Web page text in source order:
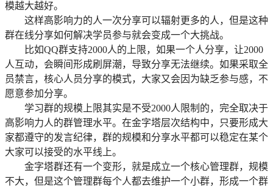
模越大越好。
这样高影响力的人一次分享可以辐射更多的人，但是这种
群在线分享如何解决学员参与就会变成一个大挑战。
比如QQ群支持2000人的上限，如果一个人分享，让2000
人互动，会瞬间形成刷屏潮，导致分享无法继续。如果采取全
员禁言，核心人员分享的模式，大家又会因为缺乏参与感，不
愿意参加分享。
学习群的规模上限其实是不受2000人限制的，完全取决于
高影响力人的群管理水平。在金字塔层次结构中，只要形成大
家都遵守的发言纪律，群的规模和分享水平都可以稳定在某个
大家可以接受的水平线上。
金字塔群还有一个变形，就是成立一个核心管理群，规模
不大，但是这个管理群每个人都去维护一个小群，形成一个群